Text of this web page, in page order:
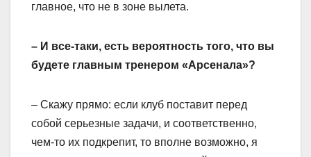
главное, что не в зоне вылета.
– И все-таки, есть вероятность того, что вы
будете главным тренером «Арсенала»?
– Скажу прямо: если клуб поставит перед
собой серьезные задачи, и соответственно,
чем-то их подкрепит, то вполне возможно, я